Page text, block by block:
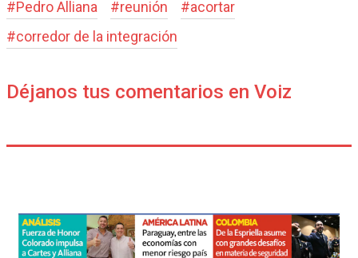
#Pedro Alliana #reunión #acortar
#corredor de la integración
Déjanos tus comentarios en Voiz